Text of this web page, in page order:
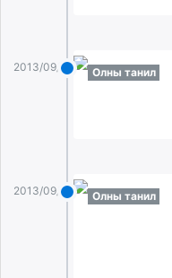
2013/09/05 Олны танил
2013/09/05 Олны танил